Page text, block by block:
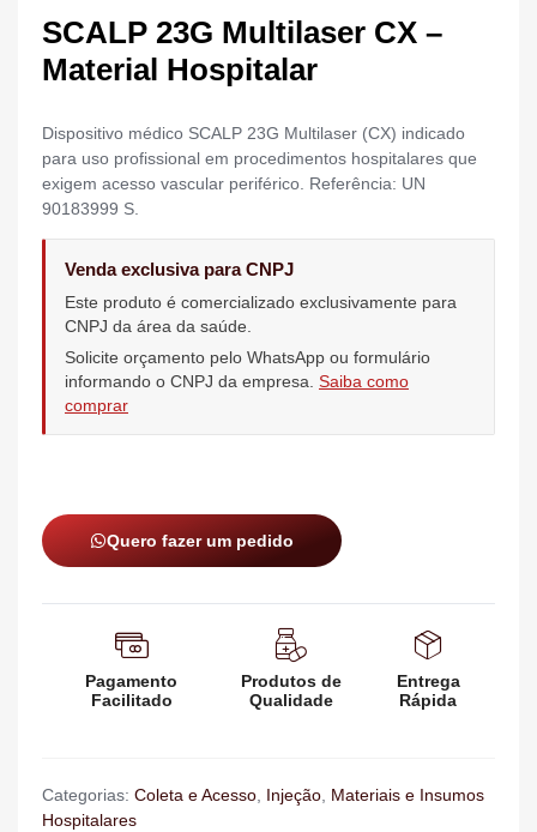
SCALP 23G Multilaser CX –
Material Hospitalar
Dispositivo médico SCALP 23G Multilaser (CX) indicado
para uso profissional em procedimentos hospitalares que
exigem acesso vascular periférico. Referência: UN
90183999 S.
Venda exclusiva para CNPJ
Este produto é comercializado exclusivamente para
CNPJ da área da saúde.
Solicite orçamento pelo WhatsApp ou formulário
informando o CNPJ da empresa. Saiba como
comprar
Quero fazer um pedido
Pagamento
Facilitado
Produtos de
Qualidade
Entrega
Rápida
Categorias: Coleta e Acesso, Injeção, Materiais e Insumos
Hospitalares